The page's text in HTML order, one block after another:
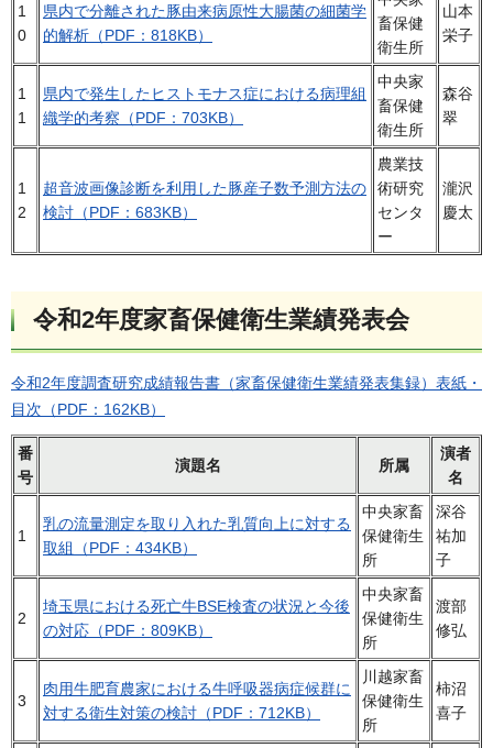
1
0
県内で分離された豚由来病原性大腸菌の細菌学
的解析（PDF：818KB）
畜保健
衛生所
山本
栄子
1
1
県内で発生したヒストモナス症における病理組
織学的考察（PDF：703KB）
中央家
畜保健
衛生所
森谷
翠
1
2
超音波画像診断を利用した豚産子数予測方法の
検討（PDF：683KB）
農業技
術研究
センタ
ー
瀧沢
慶太
令和2年度家畜保健衛生業績発表会
令和2年度調査研究成績報告書（家畜保健衛生業績発表集録）表紙・
目次（PDF：162KB）
番
号
演題名 所属
演者
名
1
乳の流量測定を取り入れた乳質向上に対する
取組（PDF：434KB）
中央家畜
保健衛生
所
深谷
祐加
子
2
埼玉県における死亡牛BSE検査の状況と今後
の対応（PDF：809KB）
中央家畜
保健衛生
所
渡部
修弘
3
肉用牛肥育農家における牛呼吸器病症候群に
対する衛生対策の検討（PDF：712KB）
川越家畜
保健衛生
所
柿沼
喜子